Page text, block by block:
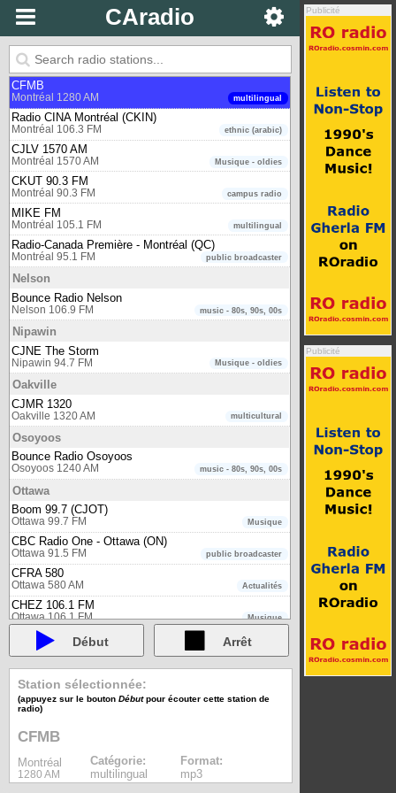
CAradio Publicité
Publicité
public broadcaster
Montreal 104.7 FM
Montréal
Radio Centre-Ville
multilingual / multicultural / community
Montréal 102.3 FM
CFMB
multilingual
Montréal 1280 AM
Radio CINA Montréal (CKIN)
ethnic (arabic)
Montréal 106.3 FM
CJLV 1570 AM
Musique - oldies
Montréal 1570 AM
CKUT 90.3 FM
campus radio
Montréal 90.3 FM
MIKE FM
multilingual
Montréal 105.1 FM
Radio-Canada Première - Montréal (QC)
public broadcaster
Montréal 95.1 FM
Nelson
Bounce Radio Nelson
music - 80s, 90s, 00s
Nelson 106.9 FM
Nipawin
CJNE The Storm
Musique - oldies
Nipawin 94.7 FM
Oakville
CJMR 1320
multicultural
Oakville 1320 AM
Osoyoos
Bounce Radio Osoyoos
music - 80s, 90s, 00s
Osoyoos 1240 AM
Ottawa
Boom 99.7 (CJOT)
Musique
Ottawa 99.7 FM
CBC Radio One - Ottawa (ON)
public broadcaster
Ottawa 91.5 FM
CFRA 580
Actualités
Ottawa 580 AM
CHEZ 106.1 FM
Musique
Ottawa 106.1 FM
CHIN Radio Ottawa
Ottawa 97.9 FM
CHUO (uOttawa)
Ottawa 89.1 FM
CKCU (Carleton University)
Ottawa 93.1 FM
CKDJ (Algonquin College)
Ottawa 107.9 FM
Elmnt FM Ottawa
Local (Actualités et Musique)
Ottawa 95.7 FM
Début Arrêt
Station sélectionnée:
(appuyez sur le boutonDébutpour écouter cette station de
radio)
CFMB
Montréal
1280 AM
Catégorie:
multilingual
Format:
mp3